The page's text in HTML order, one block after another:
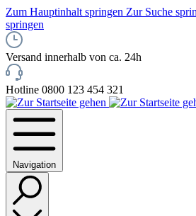
Zum Hauptinhalt springen Zur Suche
springen
Versand innerhalb von ca. 24h
Hotline 0800 123 454 321
Navigation